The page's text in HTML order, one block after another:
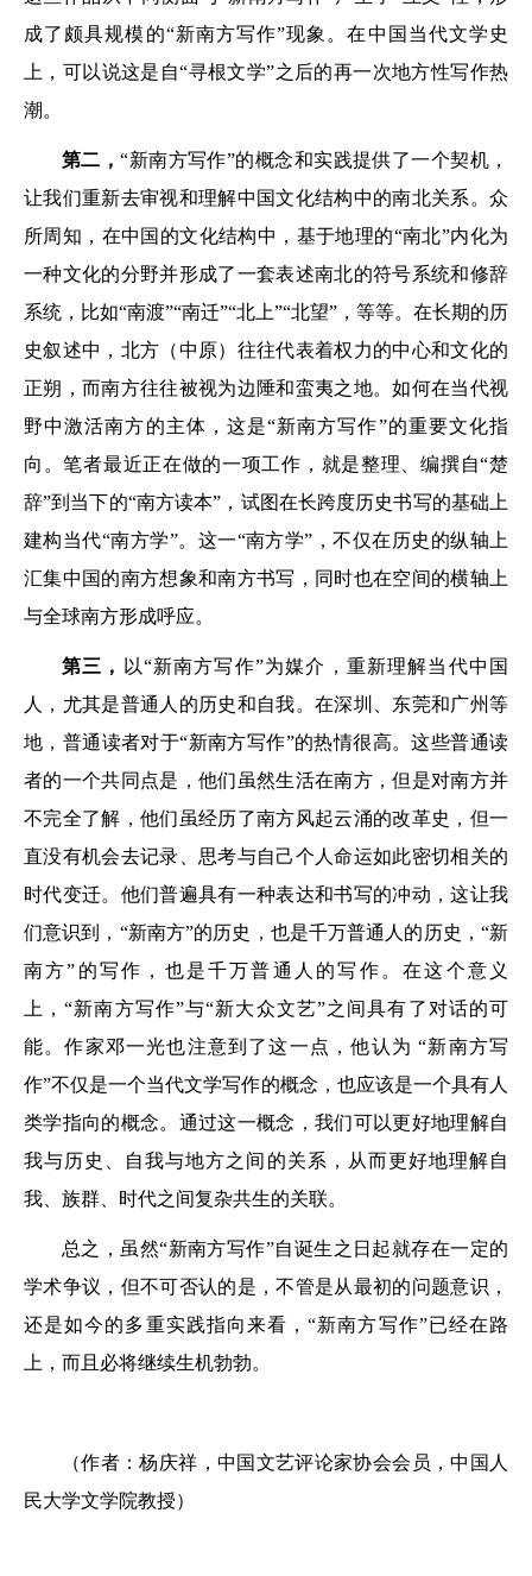
成了颇具规模的“新南方写作”现象。在中国当代文学史
上，可以说这是自“寻根文学”之后的再一次地方性写作热
潮。
第二，“新南方写作”的概念和实践提供了一个契机，
让我们重新去审视和理解中国文化结构中的南北关系。众
所周知，在中国的文化结构中，基于地理的“南北”内化为
一种文化的分野并形成了一套表述南北的符号系统和修辞
系统，比如“南渡”“南迁”“北上”“北望”，等等。在长期的历
史叙述中，北方（中原）往往代表着权力的中心和文化的
正朔，而南方往往被视为边陲和蛮夷之地。如何在当代视
野中激活南方的主体，这是“新南方写作”的重要文化指
向。笔者最近正在做的一项工作，就是整理、编撰自“楚
辞”到当下的“南方读本”，试图在长跨度历史书写的基础上
建构当代“南方学”。这一“南方学”，不仅在历史的纵轴上
汇集中国的南方想象和南方书写，同时也在空间的横轴上
与全球南方形成呼应。
第三，
以“新南方写作”为媒介，重新理解当代中国
人，尤其是普通人的历史和自我。在深圳、东莞和广州等
地，普通读者对于“新南方写作”的热情很高。这些普通读
者的一个共同点是，他们虽然生活在南方，但是对南方并
不完全了解，他们虽经历了南方风起云涌的改革史，但一
直没有机会去记录、思考与自己个人命运如此密切相关的
时代变迁。他们普遍具有一种表达和书写的冲动，这让我
们意识到，“新南方”的历史，也是千万普通人的历史，“新
南方”的写作，也是千万普通人的写作。在这个意义
上，“新南方写作”与“新大众文艺”之间具有了对话的可
能。作家邓一光也注意到了这一点，他认为 “新南方写
作”不仅是一个当代文学写作的概念，也应该是一个具有人
类学指向的概念。通过这一概念，我们可以更好地理解自
我与历史、自我与地方之间的关系，从而更好地理解自
我、族群、时代之间复杂共生的关联。
总之，虽然“新南方写作”自诞生之日起就存在一定的
学术争议，但不可否认的是，不管是从最初的问题意识，
还是如今的多重实践指向来看，“新南方写作”已经在路
上，而且必将继续生机勃勃。
（作者：杨庆祥，中国文艺评论家协会会员，中国人
民大学文学院教授）